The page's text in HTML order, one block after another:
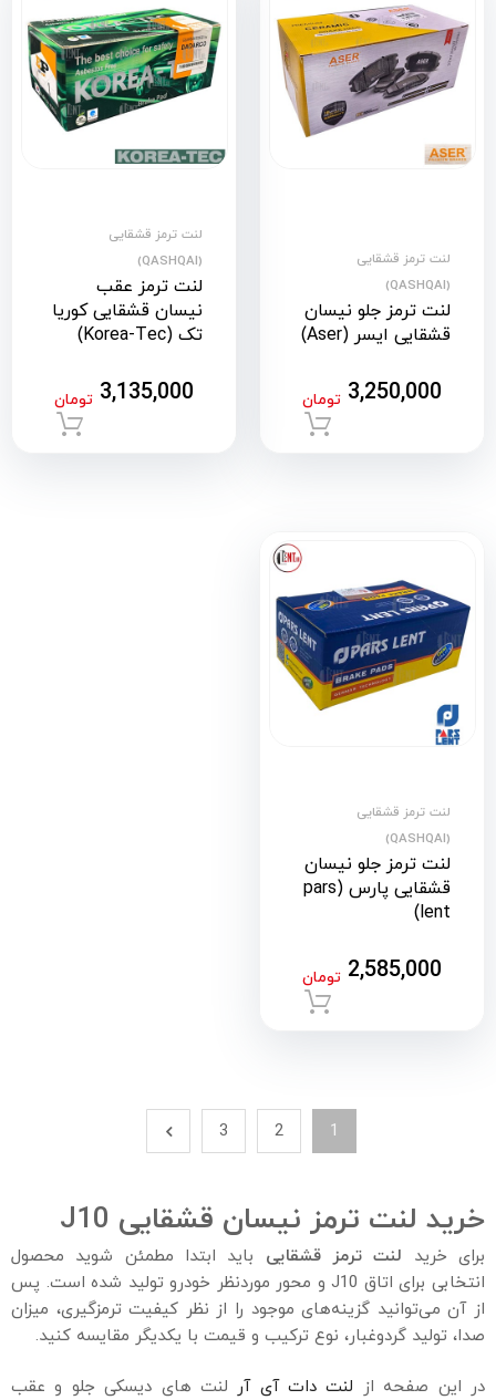
لنت ترمز قشقایی
(QASHQAI)
لنت ترمز جلو نیسان
قشقایی ایسر (Aser)
3,250,000 تومان
لنت ترمز قشقایی
(QASHQAI)
لنت ترمز عقب
نیسان قشقایی کوریا
تک (Korea-Tec)
3,135,000 تومان
لنت ترمز قشقایی
(QASHQAI)
لنت ترمز جلو نیسان
قشقایی پارس (pars
lent)
2,585,000 تومان
1
2
3
خرید لنت ترمز نیسان قشقایی
برای خرید لنت ترمز قشقایی باید ابتدا مطمئن شوید محصول
انتخابی برای اتاق J10 و محور موردنظر خودرو تولید شده است. پس
از آن می‌توانید گزینه‌های موجود را از نظر کیفیت ترمزگیری، میزان
صدا، تولید گردوغبار، نوع ترکیب و قیمت با یکدیگر مقایسه کنید.
در این صفحه از لنت دات آی‌ آر لنت‌ های دیسکی جلو و عقب